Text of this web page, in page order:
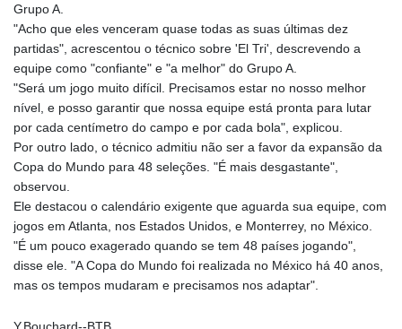
Grupo A.
"Acho que eles venceram quase todas as suas últimas dez
partidas", acrescentou o técnico sobre 'El Tri', descrevendo a
equipe como "confiante" e "a melhor" do Grupo A.
"Será um jogo muito difícil. Precisamos estar no nosso melhor
nível, e posso garantir que nossa equipe está pronta para lutar
por cada centímetro do campo e por cada bola", explicou.
Por outro lado, o técnico admitiu não ser a favor da expansão da
Copa do Mundo para 48 seleções. "É mais desgastante",
observou.
Ele destacou o calendário exigente que aguarda sua equipe, com
jogos em Atlanta, nos Estados Unidos, e Monterrey, no México.
"É um pouco exagerado quando se tem 48 países jogando",
disse ele. "A Copa do Mundo foi realizada no México há 40 anos,
mas os tempos mudaram e precisamos nos adaptar".